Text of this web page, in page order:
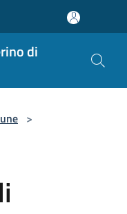
di
>